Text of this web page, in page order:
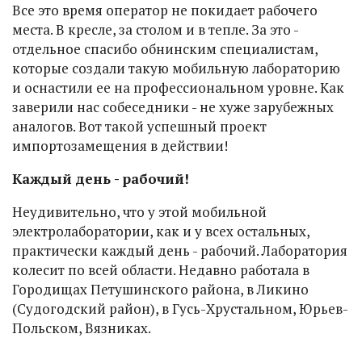
Все это время оператор не покидает рабочего
места. В кресле, за столом и в тепле. За это -
отдельное спасибо обнинским специалистам,
которые создали такую мобильную лабораторию
и оснастили ее на профессиональном уровне. Как
заверили нас собеседники - не хуже зарубежных
аналогов. Вот такой успешный проект
импортозамещения в действии!
Каждый день - рабочий!
Неудивительно, что у этой мобильной
электролаборатории, как и у всех остальных,
практически каждый день - рабочий. Лаборатория
колесит по всей области. Недавно работала в
Городищах Петушинского района, в Ликино
(Судогодский район), в Гусь-Хрустальном, Юрьев-
Польском, Вязниках.